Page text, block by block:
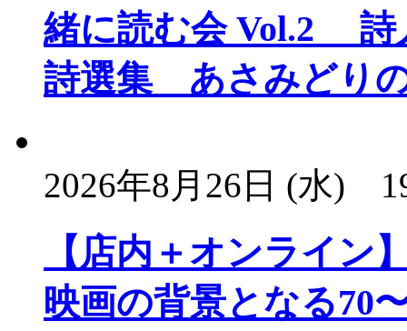
緒に読む会 Vol.2 詩
詩選集 あさみどり
2026年8月26日 (水)
【店内＋オンライン
映画の背景となる70